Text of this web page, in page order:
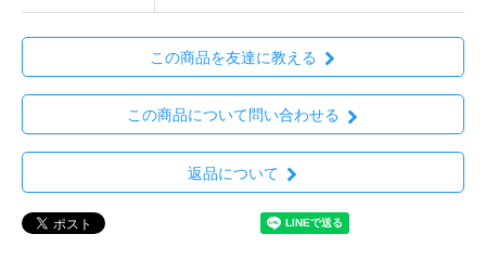
この商品を友達に教える
この商品について問い合わせる
返品について